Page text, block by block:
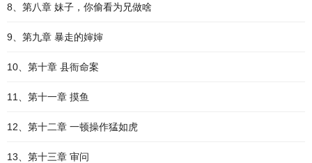
8、第八章 妹子，你偷看为兄做啥
9、第九章 暴走的婶婶
10、第十章 县衙命案
11、第十一章 摸鱼
12、第十二章 一顿操作猛如虎
13、第十三章 审问